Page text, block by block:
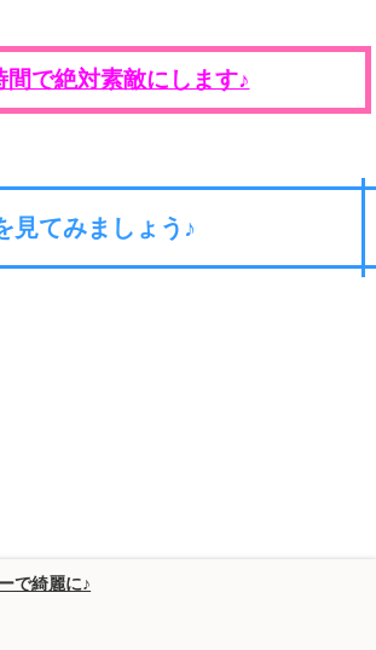
で絶対素敵にします♪
見てみましょう♪
で綺麗に♪